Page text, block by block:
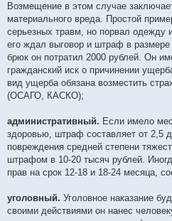
Возмещение в этом случае
материального вреда. Простой
серьезных травм, но порвал одежду
его ждал выговор и штраф в
брюк он потратил 2000 рублей. Он
гражданский иск о причинении
вид ущерба обязана возместить
(ОСАГО, КАСКО);
административный. Если имело
здоровью, штраф составляет от 2,5
повреждения средней степени
штрафом в 10-20 тысяч рублей.
прав на срок 12-18 и 18-24 месяца,
уголовный. Уголовное наказание
своими действиями он нанес